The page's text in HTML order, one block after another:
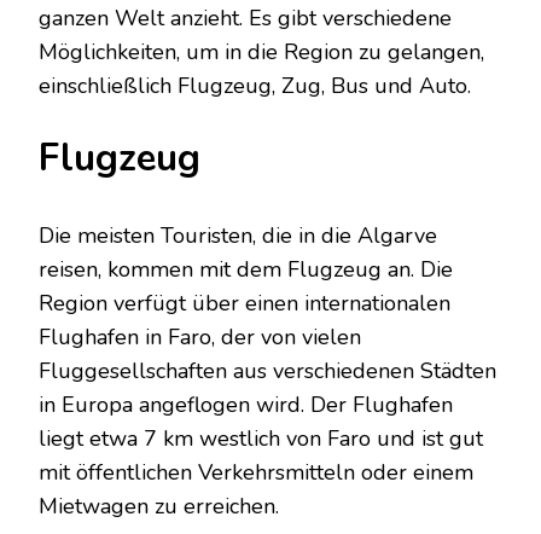
ganzen Welt anzieht. Es gibt verschiedene
Möglichkeiten, um in die Region zu gelangen,
einschließlich Flugzeug, Zug, Bus und Auto.
Flugzeug
Die meisten Touristen, die in die Algarve
reisen, kommen mit dem Flugzeug an. Die
Region verfügt über einen internationalen
Flughafen in Faro, der von vielen
Fluggesellschaften aus verschiedenen Städten
in Europa angeflogen wird. Der Flughafen
liegt etwa 7 km westlich von Faro und ist gut
mit öffentlichen Verkehrsmitteln oder einem
Mietwagen zu erreichen.